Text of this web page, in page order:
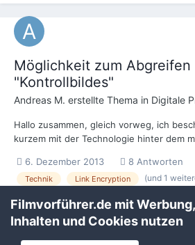
Möglichkeit zum Abgreifen
"Kontrollbildes"
Andreas M. erstellte Thema in Digitale
Hallo zusammen, gleich vorweg, ich
kurzem mit der Technologie hinter dem
Verständnis erfolgt der Beschaffungs-,
Projektionsprozess in "normalen", bis
6. Dezember 2013 8 Antworten
Technik Link Encryption (und 1
Filmvorführer.de mit
Inhalten und Cookies nutzen